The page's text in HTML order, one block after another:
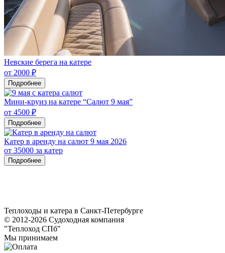
Невские берега на катере
от 2000 ₽
Подробнее
Мини-круиз на катере “Салют 9 мая”
от 4500 ₽
Подробнее
Катер в аренду на салют 9 мая 2026
от 35000 за катер
Подробнее
Теплоходы и катера в Санкт-Петербурге
© 2012-2026 Судоходная компания
"Теплоход СПб"
Мы принимаем